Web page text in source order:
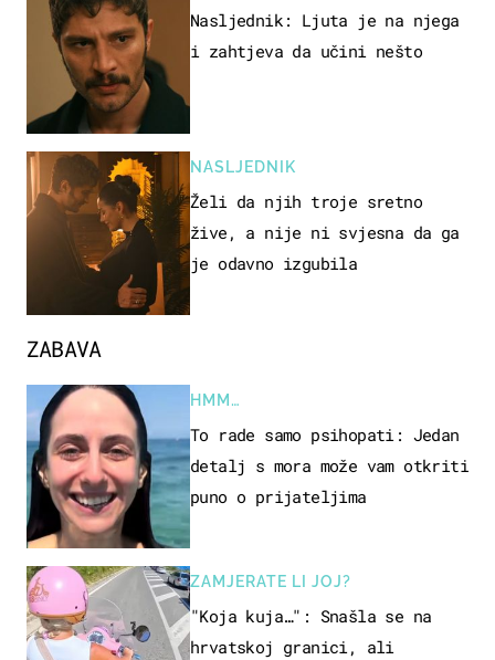
ZABAVA
HMM…
To rade samo psihopati: Jedan
detalj s mora može vam otkriti
puno o prijateljima
ZAMJERATE LI JOJ?
"Koja kuja…": Snašla se na
hrvatskoj granici, ali
Nasljednik: Ljuta je na njega
i zahtjeva da učini nešto
NASLJEDNIK
Želi da njih troje sretno
žive, a nije ni svjesna da ga
je odavno izgubila